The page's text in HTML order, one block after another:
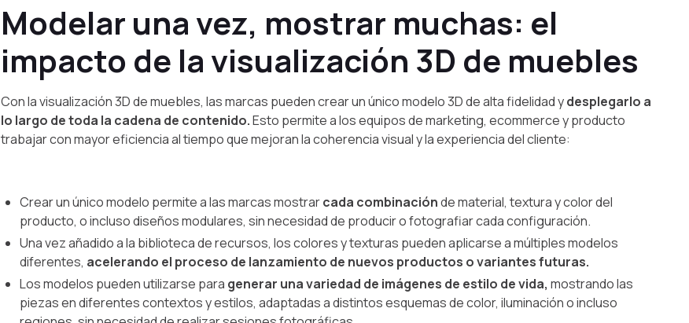
Modelar una vez, mostrar muchas: el
impacto de la visualización 3D de muebles
Con la visualización 3D de muebles, las marcas pueden crear un único modelo 3D de alta fidelidad ydesplegarlo a
lo largo de toda la cadena de contenido.Esto permite a los equipos de marketing, ecommerce y producto
trabajar con mayor eficiencia al tiempo que mejoran la coherencia visual y la experiencia del cliente:
Crear un único modelo permite a las marcas mostrarcada combinaciónde material, textura y color del
producto, o incluso diseños modulares, sin necesidad de producir o fotografiar cada configuración.
Una vez añadido a la biblioteca de recursos, los colores y texturas pueden aplicarse a múltiples modelos
diferentes, acelerando el proceso de lanzamiento de nuevos productos o variantes futuras.
Los modelos pueden utilizarse para generar una variedad de imágenes de estilo de vida, mostrando las
piezas en diferentes contextos y estilos, adaptadas a distintos esquemas de color, iluminación o incluso